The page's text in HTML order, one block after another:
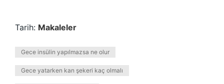
Tarih: Makaleler
Gece insülin yapılmazsa ne olur
Gece yatarken kan şekeri kaç olmalı